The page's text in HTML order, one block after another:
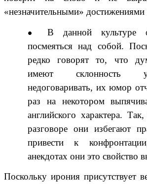
«незначительными» достижениями
В данной культуре
посмеяться над собой.
редко говорят то, что
имеют склонность
недоговаривать, их юмор
раз на некотором
английского характера.
разговоре они избегают
привести к
анекдотах они это свойство
Поскольку ирония присутствует